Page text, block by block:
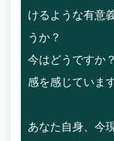
けるような有意
うか？
今はどうですか
感を感じていま
あなた自身、今